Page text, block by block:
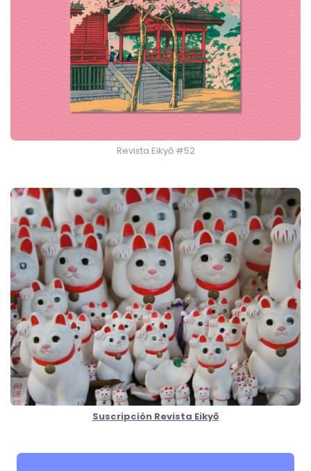
Revista Eikyō #52
Suscripción Revista Eikyō